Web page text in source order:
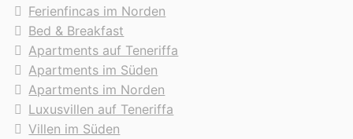
Ferienfincas im Norden
Bed & Breakfast
Apartments auf Teneriffa
Apartments im Süden
Apartments im Norden
Luxusvillen auf Teneriffa
Villen im Süden